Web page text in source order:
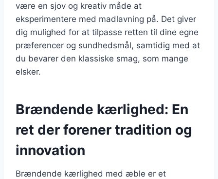
være en sjov og kreativ måde at
eksperimentere med madlavning på. Det giver
dig mulighed for at tilpasse retten til dine egne
præferencer og sundhedsmål, samtidig med at
du bevarer den klassiske smag, som mange
elsker.
Brændende kærlighed: En
ret der forener tradition og
innovation
Brændende kærlighed med æble er et